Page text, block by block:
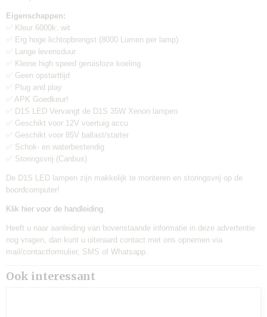
Verzendkosten:
€6,95
Eigenschappen:
✅ Kleur 6000k: wit
✅ Erg hoge lichtopbrengst (8000 Lumen per lamp)
✅ Lange levensduur
✅ Kleine high speed geruisloze koeling
✅ Geen opstarttijd
✅ Plug and play
✅ APK Goedkeur!
✅ D1S LED Vervangt de D1S 35W Xenon lampen
✅ Geschikt voor 12V voertuig accu
✅ Geschikt voor 85V ballast/starter
✅ Schok- en waterbestendig
✅ Storingsvrij (Canbus)
De D1S LED lampen zijn makkelijk te monteren en storingsvrij op de
boordcomputer!
Klik hier voor de handleiding.
Heeft u naar aanleiding van bovenstaande informatie in deze advertentie
nog vragen, dan kunt u uiteraard contact met ons opnemen via
mail/contactformulier, SMS of Whatsapp.
Ook interessant